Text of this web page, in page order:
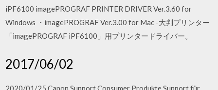
iPF6100 imagePROGRAF PRINTER DRIVER Ver.3.60 for
Windows ・imagePROGRAF Ver.3.00 for Mac -大判プリンター
「imagePROGRAF iPF6100」用プリンタードライバー。
2017/06/02
2020/01/25 Canon Support Consumer Produkte Support für